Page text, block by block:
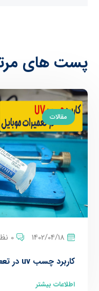
پست های
مقالات
1402/04/18 0 نظر
کاربرد چسب uv در تعمیرات موبایل
اطلاعات بیشتر